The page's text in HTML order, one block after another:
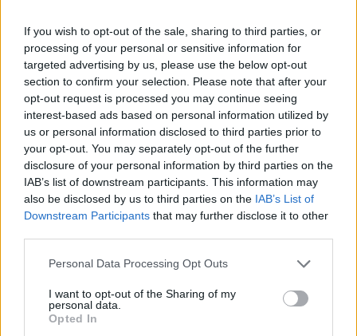
If you wish to opt-out of the sale, sharing to third parties, or
processing of your personal or sensitive information for
targeted advertising by us, please use the below opt-out
section to confirm your selection. Please note that after your
opt-out request is processed you may continue seeing
interest-based ads based on personal information utilized by
us or personal information disclosed to third parties prior to
your opt-out. You may separately opt-out of the further
disclosure of your personal information by third parties on the
IAB’s list of downstream participants. This information may
also be disclosed by us to third parties on the IAB’s List of
Downstream Participants that may further disclose it to other
Please note that this website/app uses one or more Google
not limited to your visit or usage behaviour. You may click to
grant or deny consent to Google and its third-party tags to
use your data for below specified purposes in below Google
Personal Data Processing Opt Outs
I want to opt-out of the Sharing of my
personal data.
Opted In
Temperatur so von 22 auf 24 Grad Celsius steigen wirdDoch,
eine Reihe von Sparmaßnahmen wurden ergriffenBei den
Proben auf der Hauptbühne wird nur noch funktionierendes
Licht verwendet, die Fenster wurden isoliert und der Kessel
wurde ausgetauscht.
Im Centrál Theatre haben sich die Überkopfauflagen
vervierfacht. Früher mit Gas beheizt, planen sie nun, in der
Haupthalle eine Klimaanlage zu installieren, aber das wird
Dutzende Millionen Forint kosten. Regisseur Tamás Puskás
sagte, dass dies „in ihrer Zukunft „verschlingt“„wegfrisst”
atv.hu berichtet.
Leave a Reply